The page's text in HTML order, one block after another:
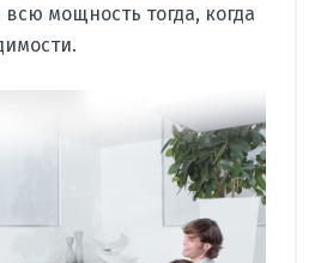
мощность тогда, когда